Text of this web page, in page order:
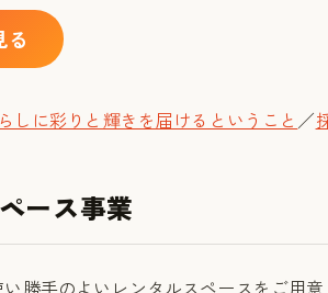
る
しに彩りと輝きを届けるということ ／
ース事業
勝手のよいレンタルスペースをご用